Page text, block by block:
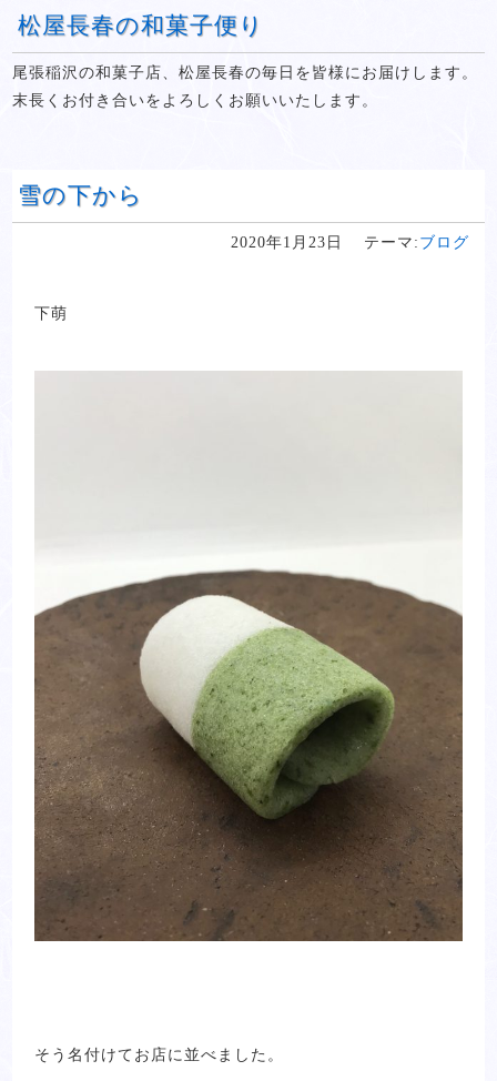
松屋長春の和菓子便り
尾張稲沢の和菓子店、松屋長春の毎日を皆様にお届けします。
末長くお付き合いをよろしくお願いいたします。
雪の下から
2020年1月23日 テーマ: ブログ
下萌
そう名付けてお店に並べました。